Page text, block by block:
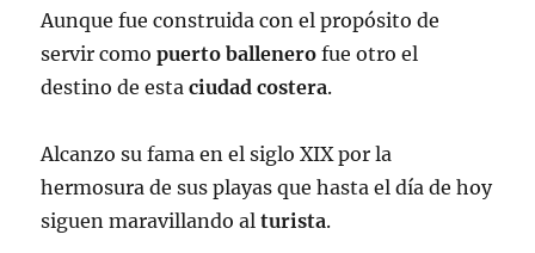
Aunque fue construida con el propósito de
servir comopuerto ballenero fue otro el
destino de estaciudad costera.
Alcanzo su fama en el siglo XIX por la
hermosura de sus playas que hasta el día de hoy
siguen maravillando alturista.